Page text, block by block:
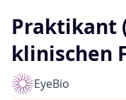
Praktikant
klinischen
EyeBio